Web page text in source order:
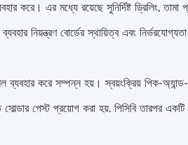
করে। এর মধ্যে রয়েছে সুনির্দিষ্ট ড্রিলিং, তামা
নিয়ন্ত্রণ বোর্ডের স্থায়িত্ব এবং
ব্যবহার করে সম্পন্ন হয়। স্বয়ংক্রিয় পিক-
পেস্ট প্রয়োগ করা হয়. পিসিবি তারপর